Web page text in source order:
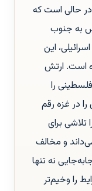
حالی است که
حماس به جنوب
این
انجامیده است. ارتش
اسرائیل و حملات متقابل بیش از ۶۱,۰۰۰ فلسطینی را
در غزه رقم
برای
و مخالف
نه تنها
را وخیم‌تر